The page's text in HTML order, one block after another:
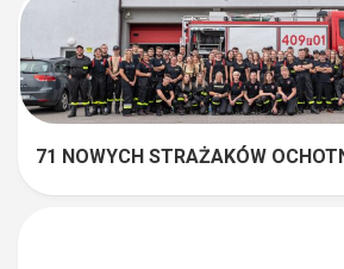
71 NOWYCH STRAŻAKÓW